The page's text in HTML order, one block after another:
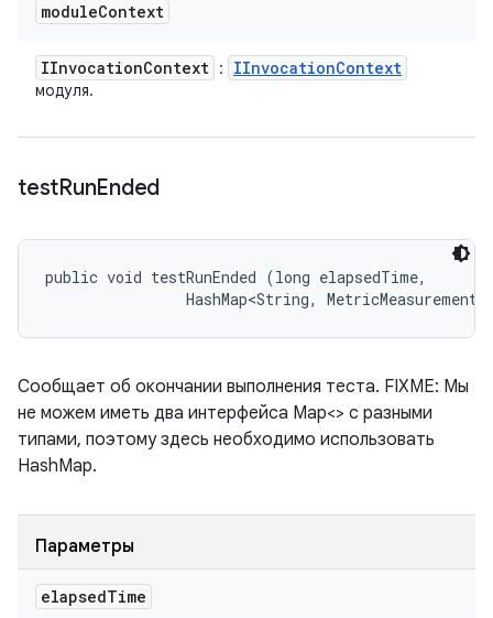
moduleContext
IInvocationContext : IInvocationContext
модуля.
testRunEnded
public void testRunEnded (long elapsedTime,
HashMap<String,
Сообщает об окончании выполнения теста. FIXME: Мы
не можем иметь два интерфейса Map<> с разными
типами, поэтому здесь необходимо использовать
HashMap.
Параметры
elapsedTime